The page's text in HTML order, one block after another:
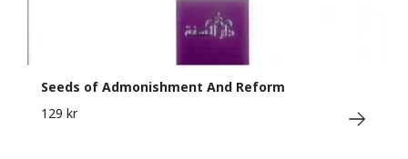
Seeds of Admonishment And Reform
129 kr